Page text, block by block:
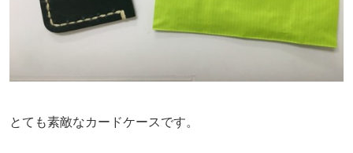
とても素敵なカードケースです。